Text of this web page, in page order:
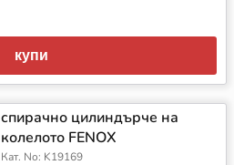
купи
спирачно цилиндърче на
колелото FENOX
Кат. No: K19169